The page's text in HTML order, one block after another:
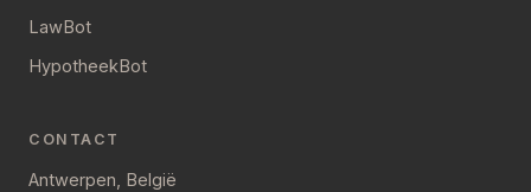
LawBot
HypotheekBot
CONTACT
Antwerpen, België